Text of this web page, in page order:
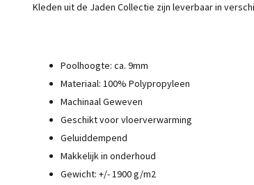
Kleden uit de Jaden Collectie zijn leverbaar in
Poolhoogte: ca. 9mm
Materiaal: 100% Polypropyleen
Machinaal Geweven
Geschikt voor vloerverwarming
Geluiddempend
Makkelijk in onderhoud
Gewicht: +/- 1900 g/m2